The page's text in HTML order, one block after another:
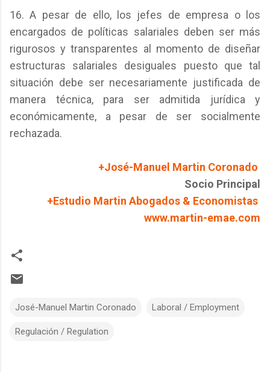
16. A pesar de ello, los jefes de empresa o los
encargados de políticas salariales deben ser más
rigurosos y transparentes al momento de diseñar
estructuras salariales desiguales puesto que tal
situación debe ser necesariamente justificada de
manera técnica, para ser admitida jurídica y
económicamente, a pesar de ser socialmente
rechazada.
+José-Manuel Martin Coronado
Socio Principal
+Estudio Martin Abogados & Economistas
www.martin-emae.com
José-Manuel Martin Coronado Laboral / Employment
Regulación / Regulation